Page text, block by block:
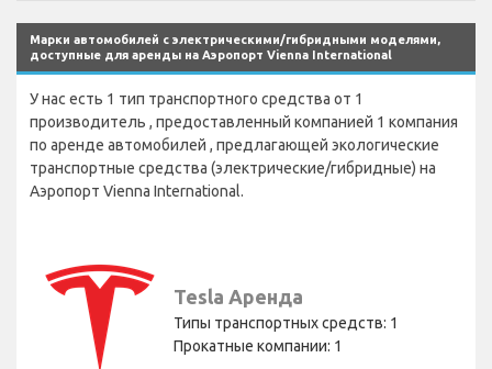
Марки автомобилей с электрическими/гибридными моделями,
доступные для аренды на Аэропорт Vienna International
У нас есть 1 тип транспортного средства от 1
производитель , предоставленный компанией 1 компания
по аренде автомобилей , предлагающей экологические
транспортные средства (электрические/гибридные) на
Аэропорт Vienna International.
Tesla Аренда
Типы транспортных средств: 1
Прокатные компании: 1